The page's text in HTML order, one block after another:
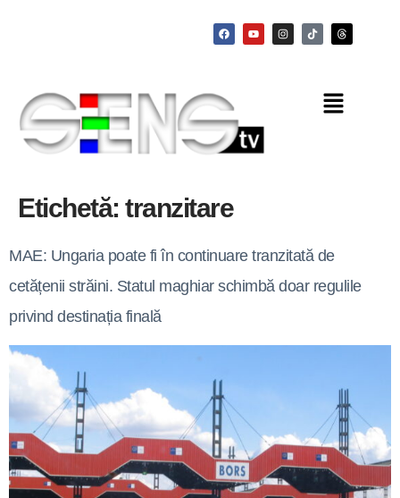
Etichetă: tranzitare
MAE: Ungaria poate fi în continuare tranzitată de
cetățenii străini. Statul maghiar schimbă doar regulile
privind destinația finală